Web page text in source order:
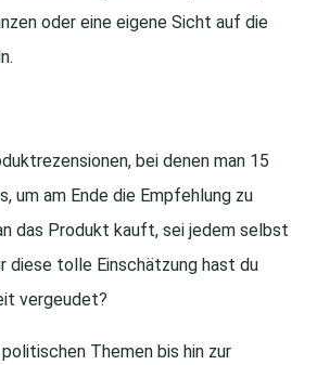
oder eine eigene Sicht auf die
bei denen man 15
um am Ende die Empfehlung zu
das Produkt kauft, sei jedem selbst
diese tolle Einschätzung hast du
vergeudet?
Themen bis hin zur